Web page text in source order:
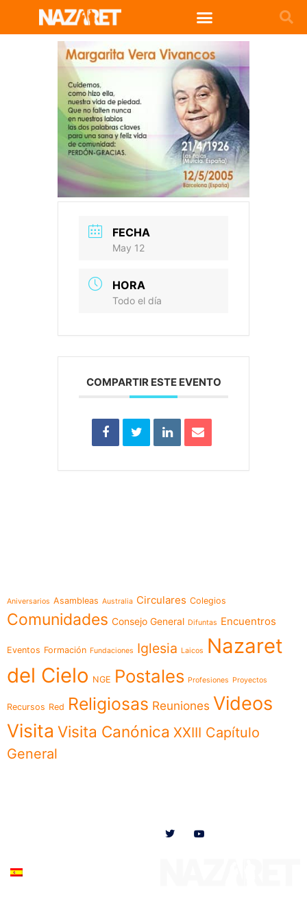
FECHA
May 12
HORA
Todo el día
COMPARTIR ESTE EVENTO
Aniversarios Asambleas Australia Circulares Colegios
Comunidades Consejo General Difuntas Encuentros
Eventos Formación Fundaciones Iglesia Laicos
Nazaret
del Cielo NGE Postales Profesiones Proyectos
Recursos Red Religiosas Reuniones Videos
Visita Visita Canónica XXIII Capítulo
General